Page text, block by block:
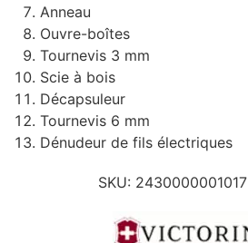
Anneau
Ouvre-boîtes
Tournevis 3 mm
Scie à bois
Décapsuleur
Tournevis 6 mm
Dénudeur de fils électriques
SKU: 2430000001017